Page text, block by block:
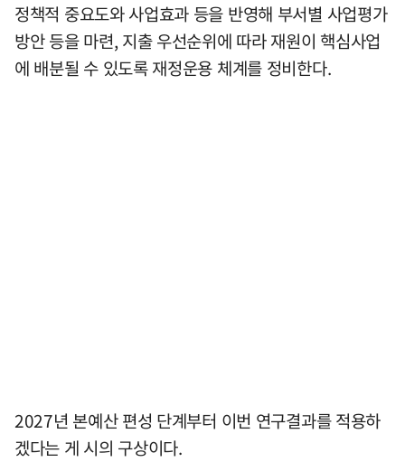
정책적 중요도와 사업효과 등을 반영해 부서별 사업평가
방안 등을 마련, 지출 우선순위에 따라 재원이 핵심사업
에 배분될 수 있도록 재정운용 체계를 정비한다.
2027년 본예산 편성 단계부터 이번 연구결과를 적용하
겠다는 게 시의 구상이다.